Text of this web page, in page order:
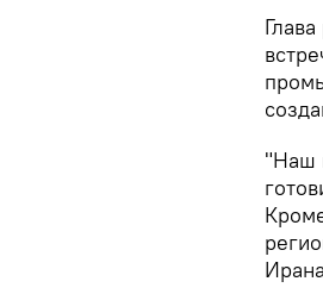
"Наш